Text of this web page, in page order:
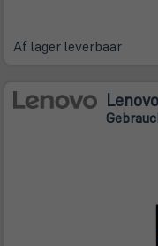
Af lager leverbaar